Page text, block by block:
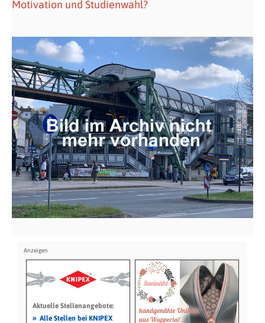
Motivation und Studienwahl?
Aktuelle Stellenangebote:
» Alle Stellen bei KNIPEX